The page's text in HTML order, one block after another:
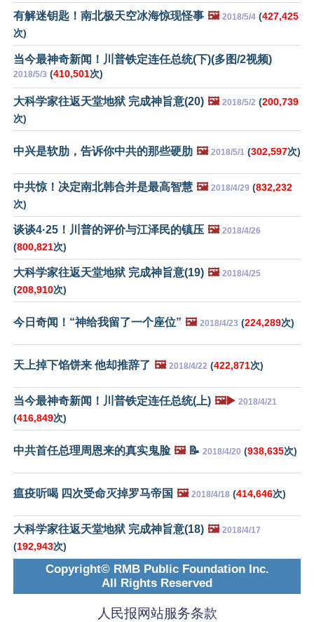
有解迷钥匙！南北极天空冰海惊现怪事 🖼️ 2018/5/4 (427,425
次)
当今最神奇新闻！川普铁定连任总统(下)(多图/2视频)
2018/5/3 (410,501次)
大科学家往返天堂地狱 完成神旨意(20) 🖼️ 2018/5/2 (200,739
次)
中兴是软肋，告诉你中共的那些硬肋 🖼️ 2018/5/1 (302,597次)
中共惊！决定南北韩合并是最高智慧 🖼️ 2018/4/29 (832,232
次)
谈谈4·25！川普的评价与江泽民的镇压 🖼️ 2018/4/26
(800,821次)
大科学家往返天堂地狱 完成神旨意(19) 🖼️ 2018/4/25
(208,910次)
今日奇闻！“神给我留了一个座位” 🖼️ 2018/4/23 (224,289次)
天上掉下馅饼来 他却推辞了 🖼️ 2018/4/22 (422,871次)
当今最神奇新闻！川普铁定连任总统(上) 🖼️▶️ 2018/4/21
(416,849次)
中共首任总理周恩来的真实鬼脸 🖼️📝 2018/4/20 (938,635次)
瘟疫听喝 四次受命灭掉罗马帝国 🖼️ 2018/4/18 (414,646次)
大科学家往返天堂地狱 完成神旨意(18) 🖼️ 2018/4/17
(192,943次)
Copyright© RMB Public Foundation Inc.
All Rights Reserved
人民报网站服务条款